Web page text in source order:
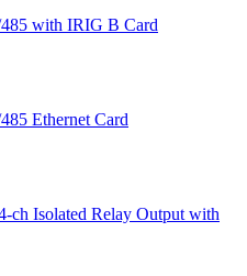
with IRIG B Card
Ethernet Card
ch Isolated Relay Output with